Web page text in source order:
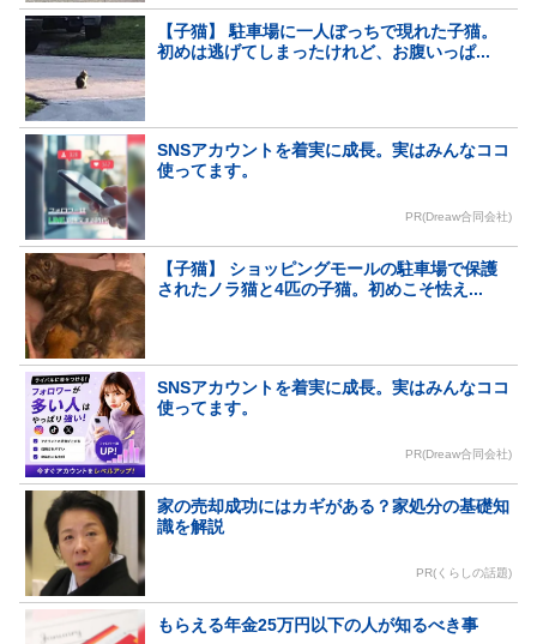
【子猫】 駐車場に一人ぼっちで現れた子猫。
初めは逃げてしまったけれど、お腹いっぱ...
SNSアカウントを着実に成長。実はみんなココ
使ってます。
PR(Dreaw合同会社)
【子猫】 ショッピングモールの駐車場で保護
されたノラ猫と4匹の子猫。初めこそ怯え...
SNSアカウントを着実に成長。実はみんなココ
使ってます。
PR(Dreaw合同会社)
家の売却成功にはカギがある？家処分の基礎知
識を解説
PR(くらしの話題)
もらえる年金25万円以下の人が知るべき事